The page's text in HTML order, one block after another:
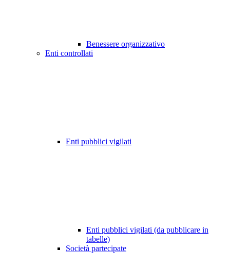
Benessere organizzativo
Enti controllati
Enti pubblici vigilati
Enti pubblici vigilati (da pubblicare in
tabelle)
Società partecipate